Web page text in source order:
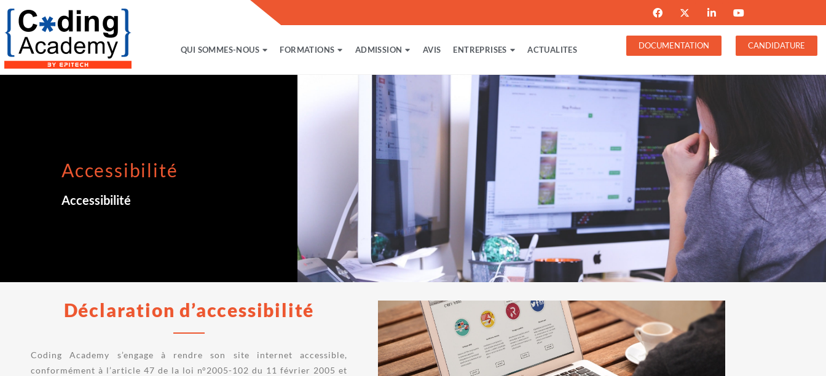
QUI SOMMES-NOUS FORMATIONS ADMISSION AVIS ENTREPRISES ACTUALITES DOCUMENTATION CANDIDATURE
Accessibilité
Accessibilité
Déclaration d’accessibilité
Coding Academy s’engage à rendre son site internet accessible,
conformément à l’article 47 de la loi n°2005-102 du 11 février 2005 et